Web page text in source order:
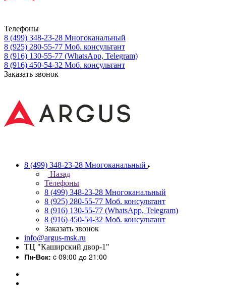
Телефоны
8 (499) 348-23-28 Многоканальный
8 (925) 280-55-77 Моб. консультант
8 (916) 130-55-77 (WhatsApp, Telegram)
8 (916) 450-54-32 Моб. консультант
Заказать звонок
8 (499) 348-23-28 Многоканальный
Назад
Телефоны
8 (499) 348-23-28 Многоканальный
8 (925) 280-55-77 Моб. консультант
8 (916) 130-55-77 (WhatsApp, Telegram)
8 (916) 450-54-32 Моб. консультант
Заказать звонок
info@argus-msk.ru
ТЦ "Каширский двор-1"
Пн-Вск: c 09:00 до 21:00